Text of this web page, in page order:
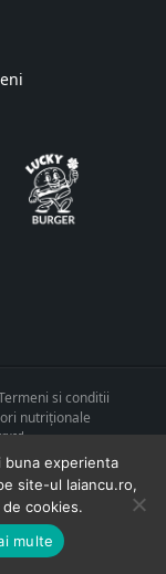
si conditii
nutriționale
buna experienta
site-ul laiancu.ro,
cookies.
multe